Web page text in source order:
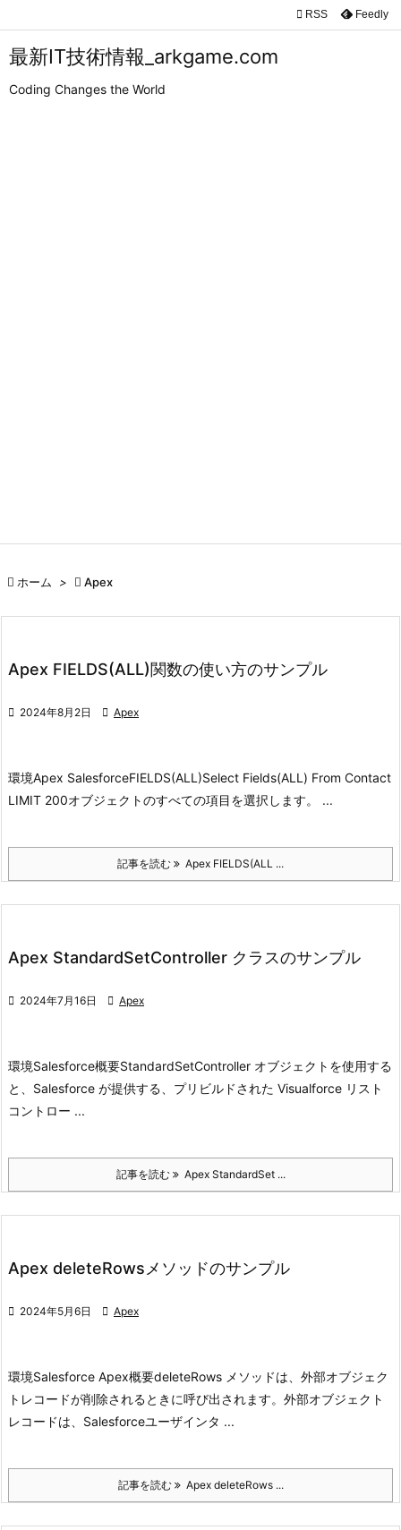
最新IT技術情報_arkgame.com
Coding Changes the World

 RSS Feedly
 ホーム >  Apex
Apex FIELDS(ALL)関数の使い方のサンプル
 2024年8月2日  Apex
環境Apex SalesforceFIELDS(ALL)Select Fields(ALL) From Contact
LIMIT 200オブジェクトのすべての項目を選択します。 ...
記事を読む Apex FIELDS(ALL ...
Apex StandardSetController クラスのサンプル
 2024年7月16日  Apex
環境Salesforce概要StandardSetController オブジェクトを使用する
と、Salesforce が提供する、プリビルドされた Visualforce リ スト
コントロー ...
記事を読む Apex StandardSet ...
Apex deleteRowsメソッドのサンプル
 2024年5月6日  Apex
環境Salesforce Apex概要deleteRows メソッドは、外部オブジェク
トレコードが削除されるときに呼び出されます。外部オブジェクト
レコードは、Salesforceユーザインタ ...
記事を読む Apex deleteRows ...